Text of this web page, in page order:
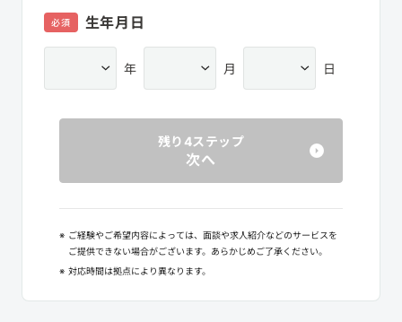
生年月日
必須
年 月 日
残り4ステップ
次へ
※ ご経験やご希望内容によっては、面談や求人紹介などのサービスを
ご提供できない場合がございます。あらかじめご了承ください。
※ 対応時間は拠点により異なります。